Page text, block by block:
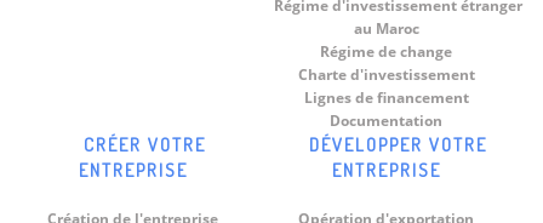
Régime d'investissement étranger
au Maroc
Régime de change
Charte d'investissement
Lignes de financement
Documentation
CRÉER VOTRE
ENTREPRISE
Création de l'entreprise
DÉVELOPPER VOTRE
ENTREPRISE
Opération d'exportation